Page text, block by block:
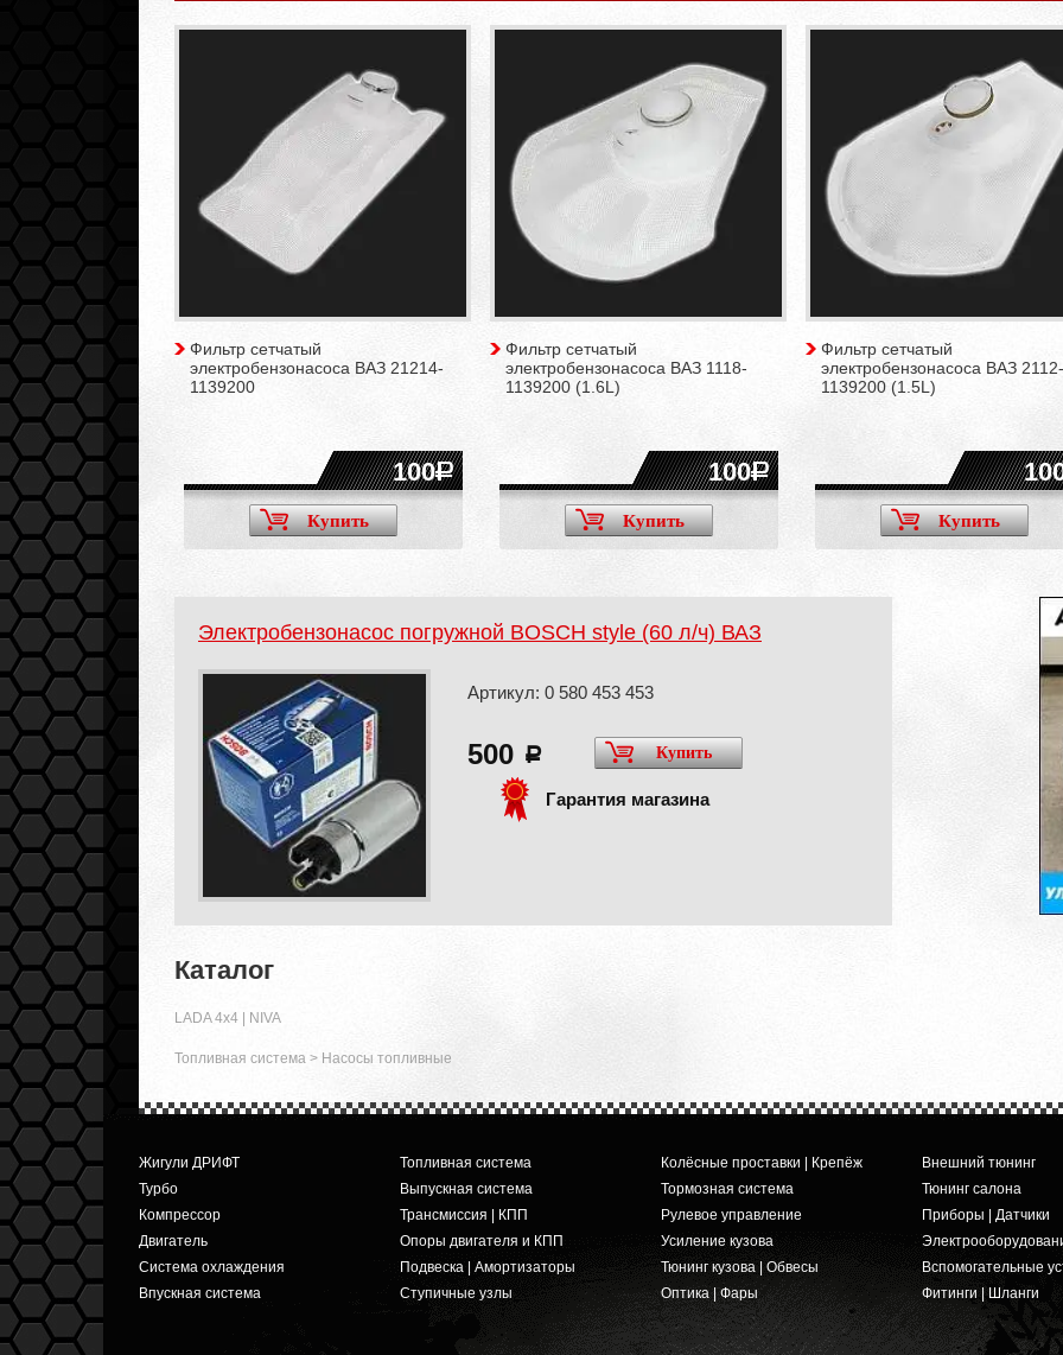
Фильтр сетчатый
электробензонасоса ВАЗ 21214-
1139200
100
Купить
Фильтр сетчатый
электробензонасоса ВАЗ 1118-
1139200 (1.6L)
100
Купить
Фильтр сетчатый
электробензонасоса ВАЗ 2112-
1139200 (1.5L)
Купить
Электробензонасос погружной BOSCH style (60 л/ч) ВАЗ
Артикул: 0 580 453 453
500 a Купить
Гарантия магазина
Каталог
LADA 4x4 | NIVA
Топливная система > Насосы топливные
Жигули ДРИФТ
Турбо
Компрессор
Двигатель
Система охлаждения
Впускная система
Топливная система
Выпускная система
Трансмиссия | КПП
Опоры двигателя и КПП
Подвеска | Амортизаторы
Ступичные узлы
Колёсные проставки | Крепёж
Тормозная система
Рулевое управление
Усиление кузова
Тюнинг кузова | Обвесы
Оптика | Фары
Внешний тюнинг
Тюнинг салона
Приборы | Датчики
Вспомогательные
Фитинги | Шланги